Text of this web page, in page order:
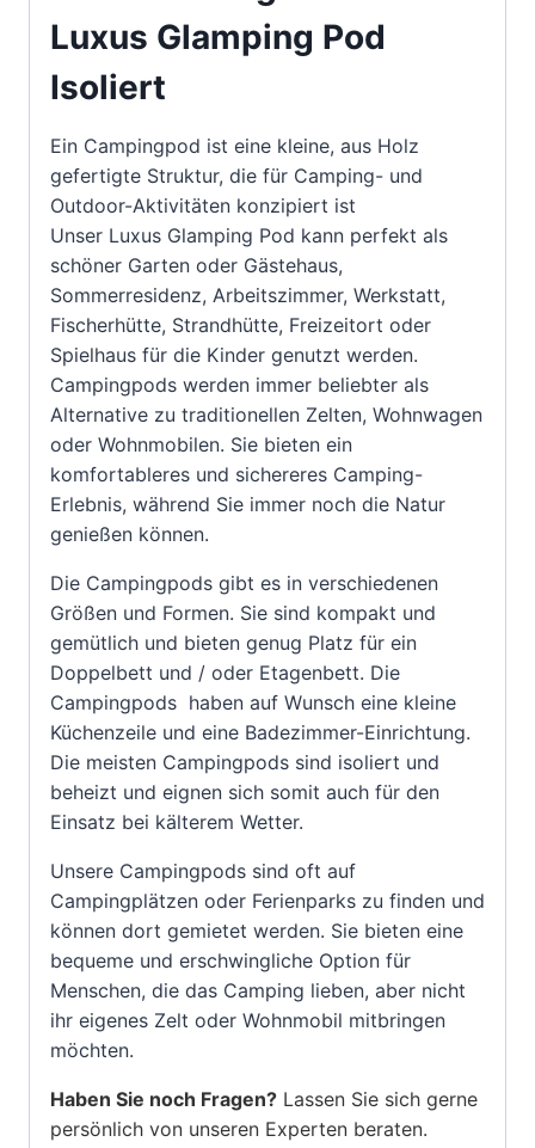
Luxus Glamping Pod
Isoliert
Ein Campingpod ist eine kleine, aus Holz
gefertigte Struktur, die für Camping- und
Outdoor-Aktivitäten konzipiert ist
Unser Luxus Glamping Pod kann perfekt als
schöner Garten oder Gästehaus,
Sommerresidenz, Arbeitszimmer, Werkstatt,
Fischerhütte, Strandhütte, Freizeitort oder
Spielhaus für die Kinder genutzt werden.
Campingpods werden immer beliebter als
Alternative zu traditionellen Zelten, Wohnwagen
oder Wohnmobilen. Sie bieten ein
komfortableres und sichereres Camping-
Erlebnis, während Sie immer noch die Natur
genießen können.
Die Campingpods gibt es in verschiedenen
Größen und Formen. Sie sind kompakt und
gemütlich und bieten genug Platz für ein
Doppelbett und / oder Etagenbett. Die
Campingpods haben auf Wunsch eine kleine
Küchenzeile und eine Badezimmer-Einrichtung.
Die meisten Campingpods sind isoliert und
beheizt und eignen sich somit auch für den
Einsatz bei kälterem Wetter.
Unsere Campingpods sind oft auf
Campingplätzen oder Ferienparks zu finden und
können dort gemietet werden. Sie bieten eine
bequeme und erschwingliche Option für
Menschen, die das Camping lieben, aber nicht
ihr eigenes Zelt oder Wohnmobil mitbringen
möchten.
Haben Sie noch Fragen? Lassen Sie sich gerne
persönlich von unseren Experten beraten.